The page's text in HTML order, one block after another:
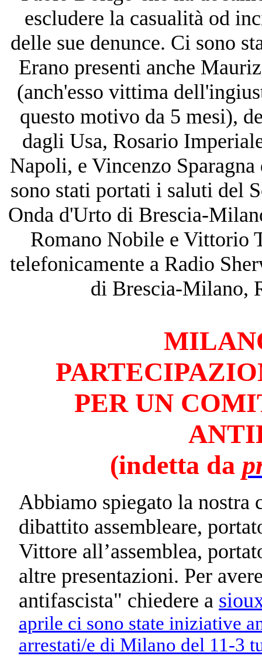
escludere la casualità od
delle sue denunce. Ci sono
Erano presenti anche
(anch'esso vittima
questo motivo da 5 mesi),
dagli Usa, Rosario
Napoli, e Vincenzo
sono stati portati i saluti del
Onda d'Urto di Brescia-
Romano Nobile e Vittorio
telefonicamente a Radio
di Brescia-Milano,
PER UN
(indetta da
Abbiamo spiegato la nostra
dibattito assembleare,
Vittore all’assemblea, portat
altre presentazioni. Per
antifascista" chiedere a
aprile ci sono state iniziative
arrestati/e di Milano del 11-3